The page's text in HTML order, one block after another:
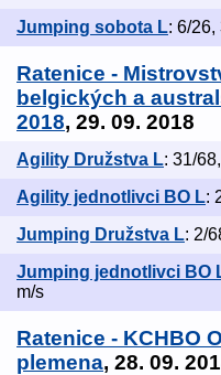
Jumping sobota L: 6/26,
Ratenice -
belgických a
2018, 29. 09. 2018
Agility Družstva L: 31/
Agility jednotlivci BO L:
Jumping Družstva L: 2/
Jumping jednotlivci BO
m/s
Ratenice - KCHBO
plemena, 28. 09.